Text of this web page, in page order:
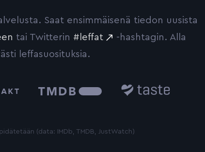
Saat ensimmäisenä tiedon uusista
tai Twitterin #leffat
-hashtagin. Alla
leffasuosituksia.
Database
(data: IMDb, TMDB, JustWatch)